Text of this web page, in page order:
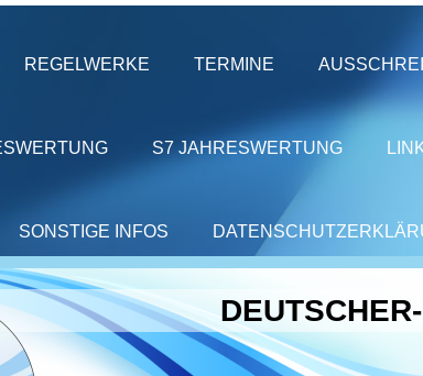
REGELWERKE TERMINE
S7 JAHRESWERTUNG
SONSTIGE INFOS